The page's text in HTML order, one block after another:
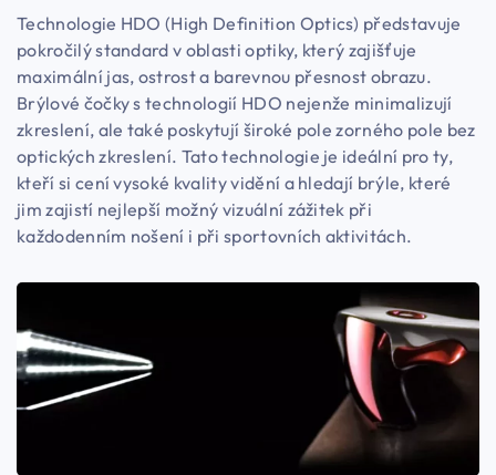
Technologie HDO (High Definition Optics) představuje
pokročilý standard v oblasti optiky, který zajišťuje
maximální jas, ostrost a barevnou přesnost obrazu.
Brýlové čočky s technologií HDO nejenže minimalizují
zkreslení, ale také poskytují široké pole zorného pole bez
optických zkreslení. Tato technologie je ideální pro ty,
kteří si cení vysoké kvality vidění a hledají brýle, které
jim zajistí nejlepší možný vizuální zážitek při
každodenním nošení i při sportovních aktivitách.